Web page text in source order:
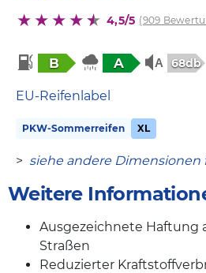
4,5/5 (909
B A 68db
EU-Reifenlabel
PKW-Sommerreifen XL
> siehe andere Dimensionen
Weitere
Ausgezeichnete Haftung
Straßen
Reduzierter